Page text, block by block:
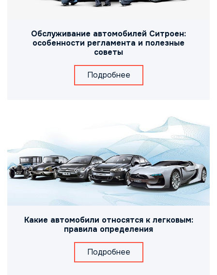
Обслуживание автомобилей Ситроен:
особенности регламента и полезные
советы
Подробнее
Какие автомобили относятся к легковым:
правила определения
Подробнее